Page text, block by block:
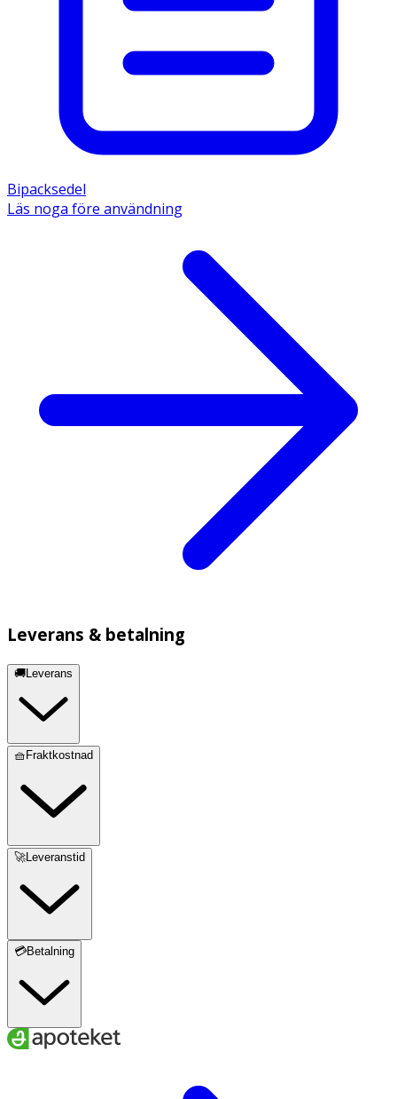
Bipacksedel
Läs noga före användning
Leverans & betalning
🚚Leverans
🧺Fraktkostnad
🚀Leveranstid
💳Betalning